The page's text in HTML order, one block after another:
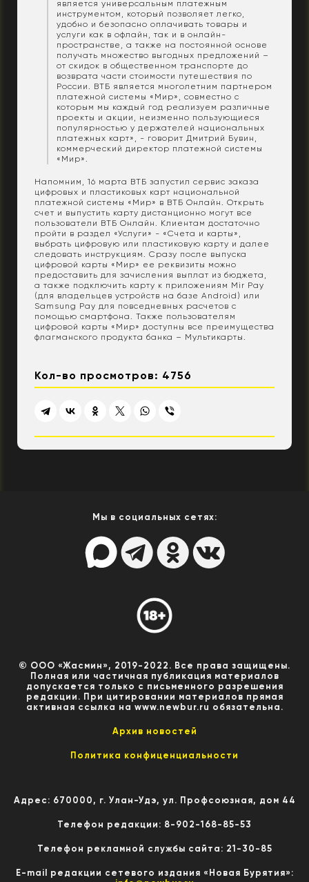
является универсальным платежным
инструментом, который позволяет легко,
удобно и безопасно оплачивать товары и
услуги как в офлайн, так и в онлайн-
пространстве, а также на постоянной основе
получать множество выгодных предложений –
от скидок в общественном транспорте до
возврата части стоимости путешествия по
России. ВТБ является многолетним партнером
платежной системы «Мир», совместно с
которым мы каждый год реализуем различные
проекты и акции, неизменно пользующиеся
популярностью у держателей национальных
платежных карт», - говорит Дмитрий Бувин,
коммерческий директор платежной системы
«Мир».
Напомним, 16 марта ВТБ запустил сервис заказа
цифровых и пластиковых карт национальной
платежной системы «Мир» в ВТБ Онлайн. Открыть
счет и выпустить карту дистанционно могут все
пользователи ВТБ Онлайн. Клиентам достаточно
пройти в раздел «Услуги» - «Счета и карты»,
выбрать цифровую или пластиковую карту и далее
следовать инструкциям. Сразу после выпуска
цифровой карты «Мир» ее реквизиты можно
предоставить для зачисления выплат из бюджета,
а также подключить карту к приложениям Mir Pay
(для владельцев устройств на базе Android) или
Samsung Pay для повседневных расчетов с
помощью смартфона. Также пользователям
цифровой карты «Мир» доступны все преимущества
флагманского продукта банка – Мультикарты.
Кол-во просмотров: 4756
Мы в социальных сетях:
© ООО «Жасмин», 2019-2022. Все права защищены.
Полная или частичная публикация материалов
допускается только с письменного разрешения
редакции. При цитировании материалов прямая
активная ссылка на www.newbur.ru обязательна.
Архив новостей
Политика конфиценциальности
Адрес: 670000, г. Улан-Удэ, ул. Профсоюзная, дом 44
Телефон редакции: 8-902-168-85-53
Телефон рекламной службы сайта: 21-30-85
E-mail редакции сетевого издания «Новая Бурятия»: